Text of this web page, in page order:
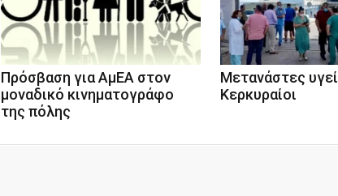
Πρόσβαση για ΑμΕΑ στον
μοναδικό κινηματογράφο
της πόλης
Μετανάστες
Κερκυραίοι